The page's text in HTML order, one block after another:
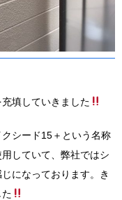
填していきました
シード15＋という名称
していて、弊社ではシ
になっております。き